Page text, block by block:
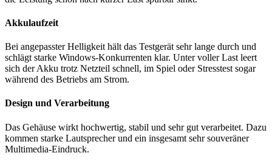
Akkulaufzeit
Bei angepasster Helligkeit hält das Testgerät sehr lange durch und
schlägt starke Windows-Konkurrenten klar. Unter voller Last leert
sich der Akku trotz Netzteil schnell, im Spiel oder Stresstest sogar
während des Betriebs am Strom.
Design und Verarbeitung
Das Gehäuse wirkt hochwertig, stabil und sehr gut verarbeitet. Dazu
kommen starke Lautsprecher und ein insgesamt sehr souveräner
Multimedia-Eindruck.